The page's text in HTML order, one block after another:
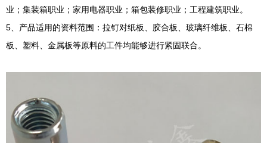
业；集装箱职业；家用电器职业；箱包装修职业；工程建筑职业。
5、产品适用的资料范围：拉钉对纸板、胶合板、玻璃纤维板、石棉
板、塑料、金属板等原料的工件均能够进行紧固联合。